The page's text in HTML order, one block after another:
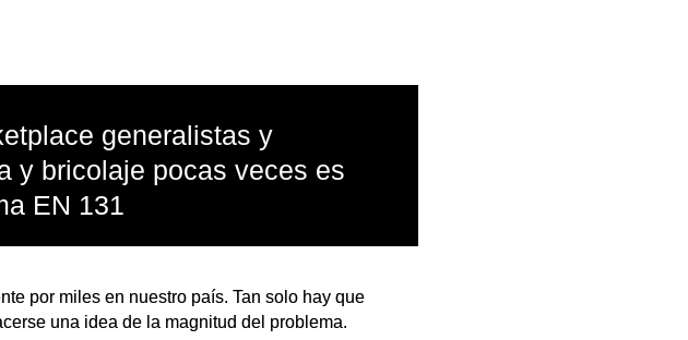
generalistas y
y bricolaje pocas veces es
EN 131
por miles en nuestro país. Tan solo hay que
una idea de la magnitud del problema.